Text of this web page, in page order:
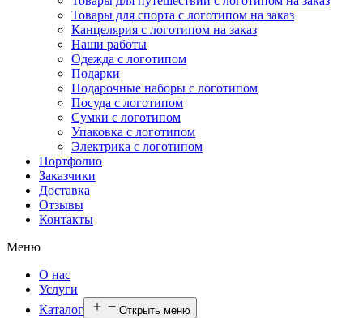
Товары для спорта с логотипом на заказ
Канцелярия с логотипом на заказ
Наши работы
Одежда с логотипом
Подарки
Подарочные наборы с логотипом
Посуда с логотипом
Сумки с логотипом
Упаковка с логотипом
Электрика с логотипом
Портфолио
Заказчики
Доставка
Отзывы
Контакты
Меню
О нас
Услуги
Каталог
Открыть меню